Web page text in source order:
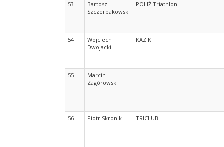
53
Bartosz
Szczerbakowski
POLIŻ Triathlon
54
Wojciech
Dwojacki
KAZIKI
55
Marcin
Zagórowski
56 Piotr Skronik TRICLUB